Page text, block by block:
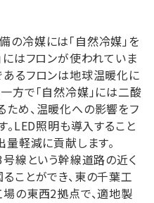
冷媒には「自然冷媒」を
にはフロンが使われていま
あるフロンは地球温暖化に
方で「自然冷媒」には二酸
め、温暖化への影響をフ
LED照明も導入すること
軽減に貢献します。
線という幹線道路の近く
ことができ、東の千葉工
の東西2拠点で、適地製